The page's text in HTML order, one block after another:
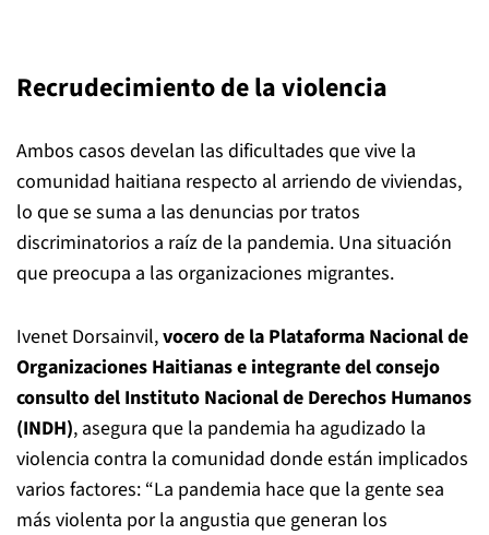
Recrudecimiento de la violencia
Ambos casos develan las dificultades que vive la
comunidad haitiana respecto al arriendo de viviendas,
lo que se suma a las denuncias por tratos
discriminatorios a raíz de la pandemia. Una situación
que preocupa a las organizaciones migrantes.
Ivenet Dorsainvil,vocero de la Plataforma Nacional de
Organizaciones Haitianas e integrante del consejo
consulto del Instituto Nacional de Derechos Humanos
(INDH), asegura que la pandemia ha agudizado la
violencia contra la comunidad donde están implicados
varios factores: “La pandemia hace que la gente sea
más violenta por la angustia que generan los